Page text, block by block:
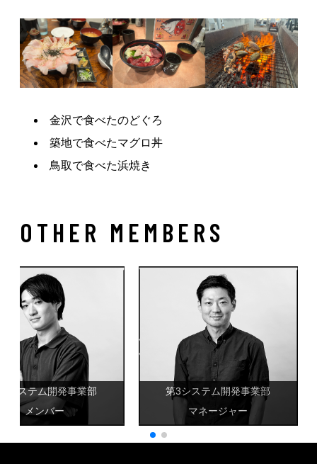
金沢で食べたのどぐろ
築地で食べたマグロ丼
鳥取で食べた浜焼き
OTHER MEMBERS
3システム開発事業部
メンバー
第3システム開発事業部
マネージャー